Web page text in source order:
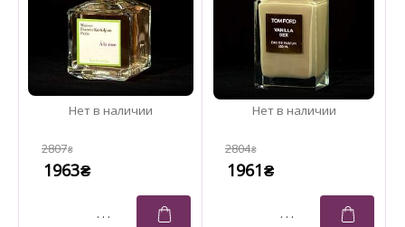
2807₴
1963₴
2804₴
1961₴